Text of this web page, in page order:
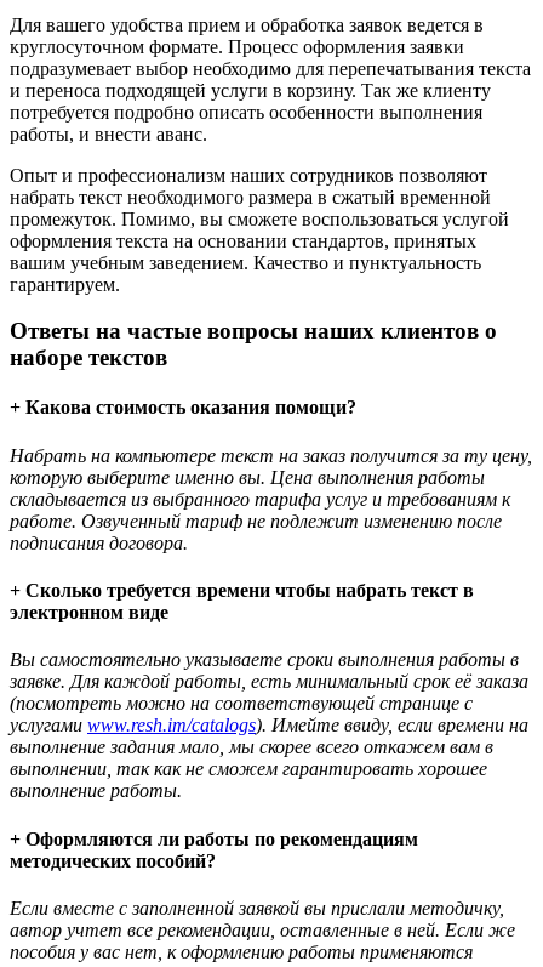
Для вашего удобства прием и обработка заявок ведется в
круглосуточном формате. Процесс оформления заявки
подразумевает выбор необходимо для перепечатывания текста
и переноса подходящей услуги в корзину. Так же клиенту
потребуется подробно описать особенности выполнения
работы, и внести аванс.
Опыт и профессионализм наших сотрудников позволяют
набрать текст необходимого размера в сжатый временной
промежуток. Помимо, вы сможете воспользоваться услугой
оформления текста на основании стандартов, принятых
вашим учебным заведением. Качество и пунктуальность
гарантируем.
Ответы на частые вопросы наших клиентов о
наборе текстов
+ Какова стоимость оказания помощи?
Набрать на компьютере текст на заказ получится за ту цену,
которую выберите именно вы. Цена выполнения работы
складывается из выбранного тарифа услуг и требованиям к
работе. Озвученный тариф не подлежит изменению после
подписания договора.
+ Сколько требуется времени чтобы набрать текст в
электронном виде
Вы самостоятельно указываете сроки выполнения работы в
заявке. Для каждой работы, есть минимальный срок её заказа
(посмотреть можно на соответствующей странице с
услугами www.resh.im/catalogs). Имейте ввиду, если времени на
выполнение задания мало, мы скорее всего откажем вам в
выполнении, так как не сможем гарантировать хорошее
выполнение работы.
+ Оформляются ли работы по рекомендациям
методических пособий?
Если вместе с заполненной заявкой вы прислали методичку,
автор учтет все рекомендации, оставленные в ней. Если же
пособия у вас нет, к оформлению работы применяются